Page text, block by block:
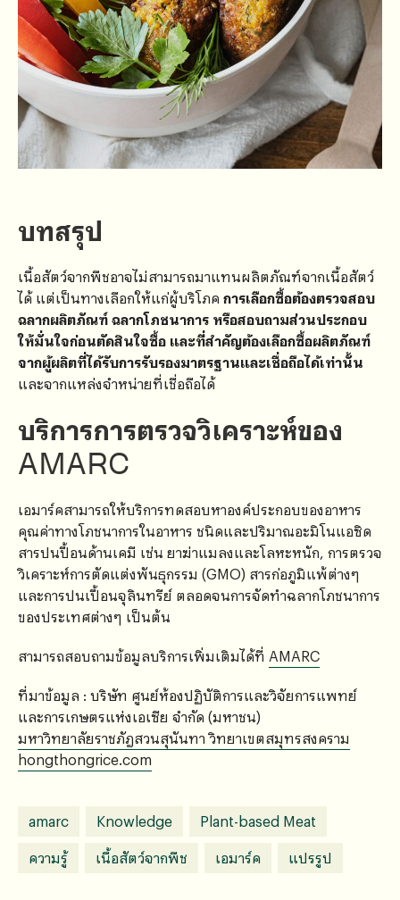
บทสรุป
เนื้อสัตว์จากพืชอาจไม่สามารถมาแทนผลิตภัณฑ์จากเนื้อสัตว์
ได้ แต่เป็นทางเลือกให้แก่ผู้บริโภค การเลือกซื้อต้องตรวจสอบ
ฉลากผลิตภัณฑ์ ฉลากโภชนาการ หรือสอบถามส่วนประกอบ
ให้มั่นใจก่อนตัดสินใจซื้อ และที่สำคัญต้องเลือกซื้อผลิตภัณฑ์
จากผู้ผลิตที่ได้รับการรับรองมาตรฐานและเชื่อถือได้เท่านั้น
และจากแหล่งจำหน่ายที่เชื่อถือได้
บริการการตรวจวิเคราะห์ของ
AMARC
เอมาร์คสามารถให้บริการทดสอบหาองค์ประกอบของอาหาร
คุณค่าทางโภชนาการในอาหาร ชนิดและปริมาณอะมิโนแอซิด
สารปนปื้อนด้านเคมี เช่น ยาฆ่าแมลงและโลหะหนัก, การตรวจ
วิเคราะห์การตัดแต่งพันธุกรรม (GMO) สารก่อภูมิแพ้ต่างๆ
และการปนเปื้อนจุลินทรีย์ ตลอดจนการจัดทำฉลากโภชนาการ
ของประเทศต่างๆ เป็นต้น
สามารถสอบถามข้อมูลบริการเพิ่มเติมได้ที่ AMARC
ที่มาข้อมูล : บริษัท ศูนย์ห้องปฏิบัติการและวิจัยการแพทย์
และการเกษตรแห่งเอเซีย จำกัด (มหาชน)
มหาวิทยาลัยราชภัฎสวนสุนันทา วิทยาเขตสมุทรสงคราม
hongthongrice.com
amarc Knowledge
Plant-based Meat
ความรู้
เนื้อสัตว์จากพืช เอมาร์ค แปรรูป